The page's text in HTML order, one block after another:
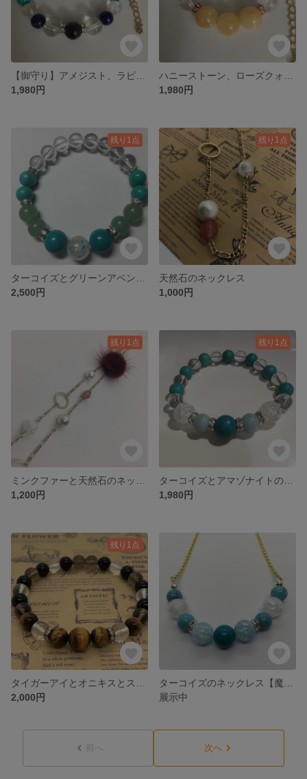
1,980円
1,980円
残り1点
2,500円
残り1点
天然石のネックレス
1,000円
残り1点
1,200円
残り1点
1,980円
残り1点
2,000円
展示中
前へ 次へ